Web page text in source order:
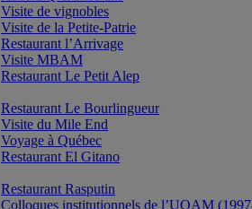
Visite de vignobles
Visite de la Petite-Patrie
Restaurant l’Arrivage
Visite MBAM
Restaurant Le Petit Alep
Restaurant Le Bourlingueur
Visite du Mile End
Voyage à Québec
Restaurant El Gitano
Restaurant Rasputin
Colloques institutionnels de l’UQAM